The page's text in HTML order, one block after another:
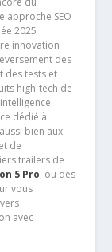
approche SEO
2025
innovation
des
des tests et
high-tech de
dédié à
bien aux
de
trailers de
5 Pro, ou des
vous
avec